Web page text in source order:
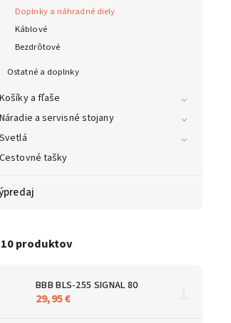
Doplnky a náhradné diely
Káblové
Bezdrôtové
Ostatné a doplnky
Košíky a fľaše
Náradie a servisné stojany
Svetlá
Cestovné tašky
10 produktov
BBB BLS-255 SIGNAL 80
29,95 €